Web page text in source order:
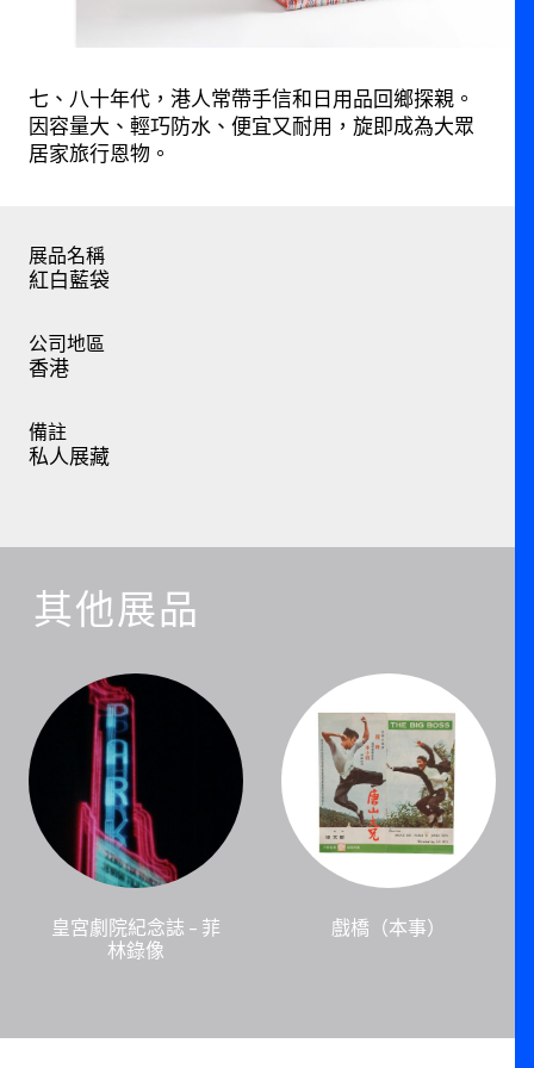
七、八十年代，港人常帶手信和日用品回鄉探親。
因容量大、輕巧防水、便宜又耐用，旋即成為大眾
居家旅行恩物。
展品名稱
紅白藍袋
公司地區
香港
備註
私人展藏
其他展品
皇宮劇院紀念誌 – 菲
林錄像
戲橋（本事）